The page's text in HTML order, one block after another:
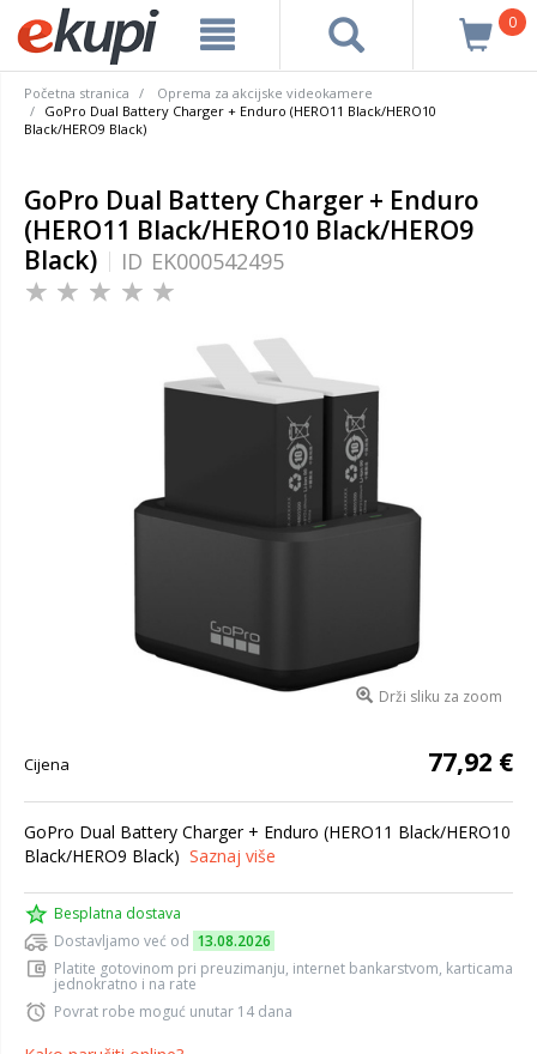
0
Početna stranica
Oprema za akcijske videokamere
GoPro Dual Battery Charger + Enduro (HERO11 Black/HERO10
Black/HERO9 Black)
GoPro Dual Battery Charger + Enduro
(HERO11 Black/HERO10 Black/HERO9
Black)
ID EK000542495
Drži sliku za zoom
Cijena 77,92 €
GoPro Dual Battery Charger + Enduro (HERO11 Black/HERO10
Black/HERO9 Black) Saznaj više
Besplatna dostava
Dostavljamo već od 13.08.2026
Platite gotovinom pri preuzimanju, internet bankarstvom, karticama
jednokratno i na rate
Povrat robe moguć unutar 14 dana